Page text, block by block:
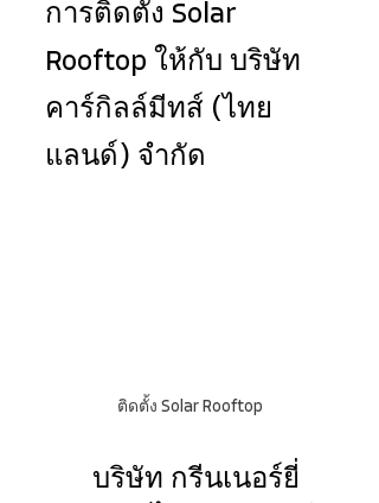
การติดตั้ง Solar
Rooftop ให้กับ บริษัท
คาร์กิลล์มีทส์ (ไทย
แลนด์) จำกัด
ติดตั้ง Solar Rooftop
บริษัท กรีนเนอร์ยี่